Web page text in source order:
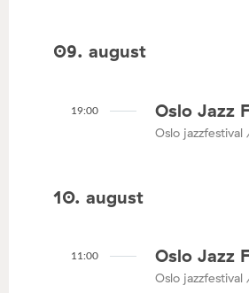
09. august
19:00 Oslo Jazz
Oslo
10. august
11:00 Oslo Jazz
Oslo